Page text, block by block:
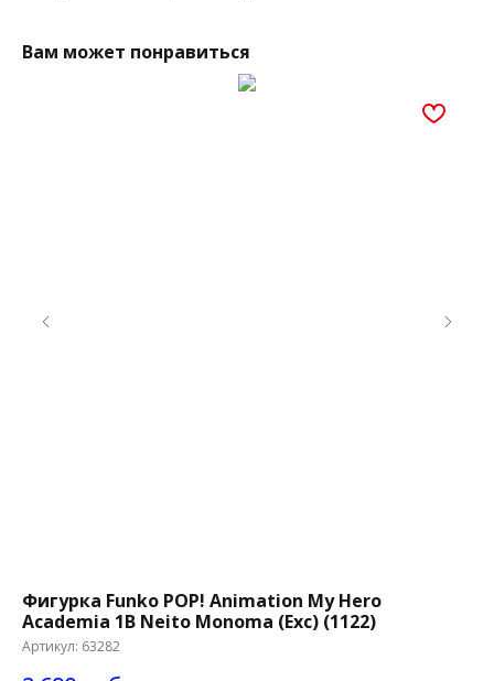
Вам может понравиться
Фигурка Funko POP! Animation My Hero
Academia 1B Neito Monoma (Exc) (1122)
Артикул: 63282